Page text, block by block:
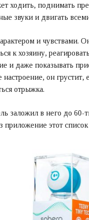
ходить, поднимать
звуки и двигать
и чувствами.
к хозяину,
и даже показывать
настроение, он грустит,
отрыжка.
заложил в него до 60-
приложение этот